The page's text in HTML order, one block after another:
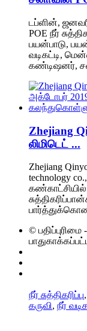
டப்ளின்,
POE நீர்
பயன்பாடு,
வடிகட்டி,
கண்டிஷனர்,
Zhejiang
லிமிடெட் ...
Zhejiang
technology
கண்காட்சியில்
©
நீர் சுத்திகரிப்பு,
கருவி, நீர்